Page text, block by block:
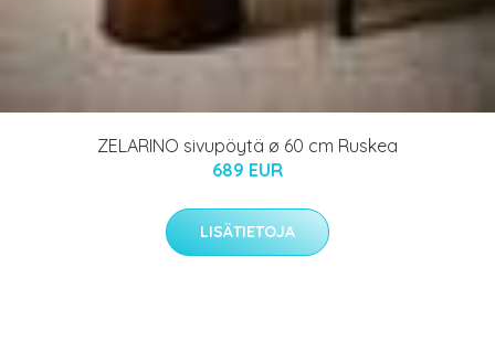
ZELARINO sivupöytä ø 60 cm Ruskea
689 EUR
LISÄTIETOJA